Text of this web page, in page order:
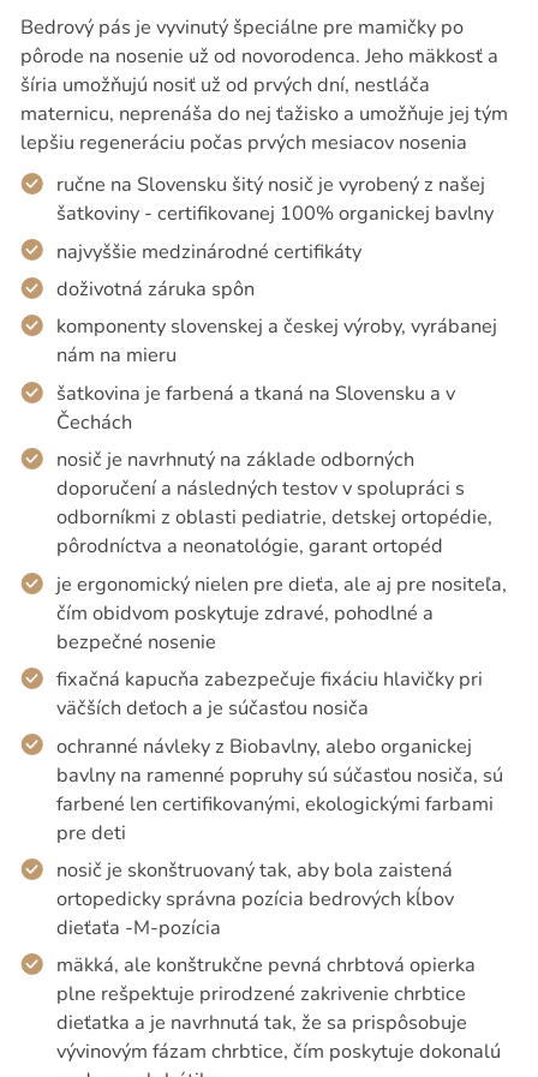
Bedrový pás je vyvinutý špeciálne pre mamičky po
pôrode na nosenie už od novorodenca. Jeho mäkkosť a
šíria umožňujú nosiť už od prvých dní, nestláča
maternicu, neprenáša do nej ťažisko a umožňuje jej tým
lepšiu regeneráciu počas prvých mesiacov nosenia
ručne na Slovensku šitý nosič je vyrobený z našej
šatkoviny - certifikovanej 100% organickej bavlny
najvyššie medzinárodné certifikáty
doživotná záruka spôn
komponenty slovenskej a českej výroby, vyrábanej
nám na mieru
šatkovina je farbená a tkaná na Slovensku a v
Čechách
nosič je navrhnutý na základe odborných
doporučení a následných testov v spolupráci s
odborníkmi z oblasti pediatrie, detskej ortopédie,
pôrodníctva a neonatológie, garant ortopéd
je ergonomický nielen pre dieťa, ale aj pre nositeľa,
čím obidvom poskytuje zdravé, pohodlné a
bezpečné nosenie
fixačná kapucňa zabezpečuje fixáciu hlavičky pri
väčších deťoch a je súčasťou nosiča
ochranné návleky z Biobavlny, alebo organickej
bavlny na ramenné popruhy sú súčasťou nosiča, sú
farbené len certifikovanými, ekologickými farbami
pre deti
nosič je skonštruovaný tak, aby bola zaistená
ortopedicky správna pozícia bedrových kĺbov
dieťaťa -M-pozícia
mäkká, ale konštrukčne pevná chrbtová opierka
plne rešpektuje prirodzené zakrivenie chrbtice
dieťatka a je navrhnutá tak, že sa prispôsobuje
vývinovým fázam chrbtice, čím poskytuje dokonalú